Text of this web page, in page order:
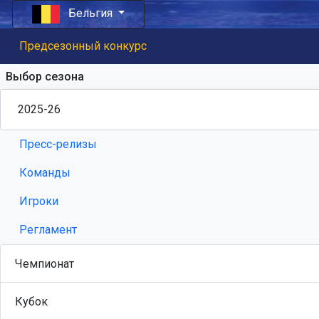
Бельгия
Предсезонный конкурс
Выбор сезона
Пресс-релизы
Команды
Игроки
Регламент
Чемпионат
Кубок